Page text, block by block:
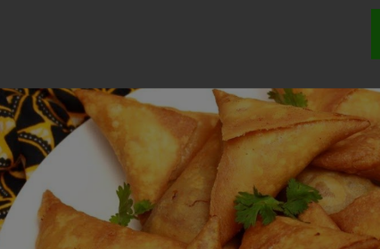
Rozehřejte olej ve velkém hrnci na vysokou teplotu.